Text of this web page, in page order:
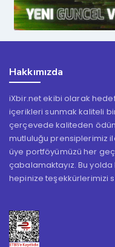
Hakkımızda
iXbir.net ekibi olarak
içerikleri sunmak kaliteli
çerçevede kaliteden
mutluluğu prensiplerimiz
üye portföyümüzü her
çabalamaktayız. Bu
hepinize teşekkürlerimizi